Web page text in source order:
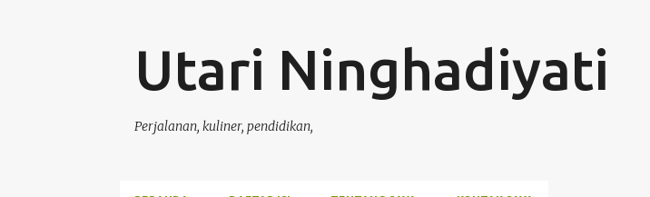
Utari Ninghadiyati
Perjalanan, kuliner, pendidikan,